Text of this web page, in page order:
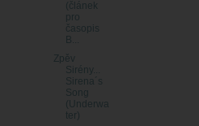
(článek
pro
časopis
B...
Zpěv
Sirény...
Sirena´s
Song
(Underwa
ter)